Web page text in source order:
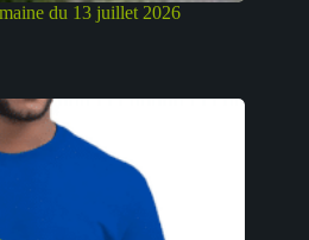
du 13 juillet 2026